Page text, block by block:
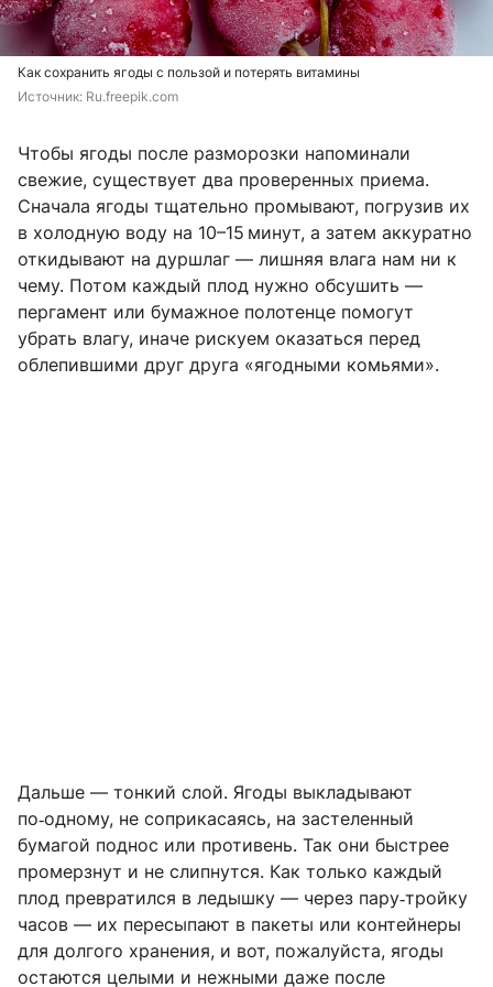
Как сохранить ягоды с пользой и потерять витамины
Источник: Ru.freepik.com
Чтобы ягоды после разморозки напоминали
свежие, существует два проверенных приема.
Сначала ягоды тщательно промывают, погрузив их
в холодную воду на 10–15 минут, а затем аккуратно
откидывают на дуршлаг — лишняя влага нам ни к
чему. Потом каждый плод нужно обсушить —
пергамент или бумажное полотенце помогут
убрать влагу, иначе рискуем оказаться перед
облепившими друг друга «ягодными комьями».
Дальше — тонкий слой. Ягоды выкладывают
по‑одному, не соприкасаясь, на застеленный
бумагой поднос или противень. Так они быстрее
промерзнут и не слипнутся. Как только каждый
плод превратился в ледышку — через пару‑тройку
часов — их пересыпают в пакеты или контейнеры
для долгого хранения, и вот, пожалуйста, ягоды
остаются целыми и нежными даже после